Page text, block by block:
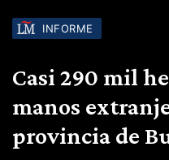
INFORME
Casi 290 mil
manos
provincia de